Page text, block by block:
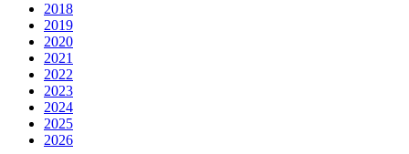
2018
2019
2020
2021
2022
2023
2024
2025
2026